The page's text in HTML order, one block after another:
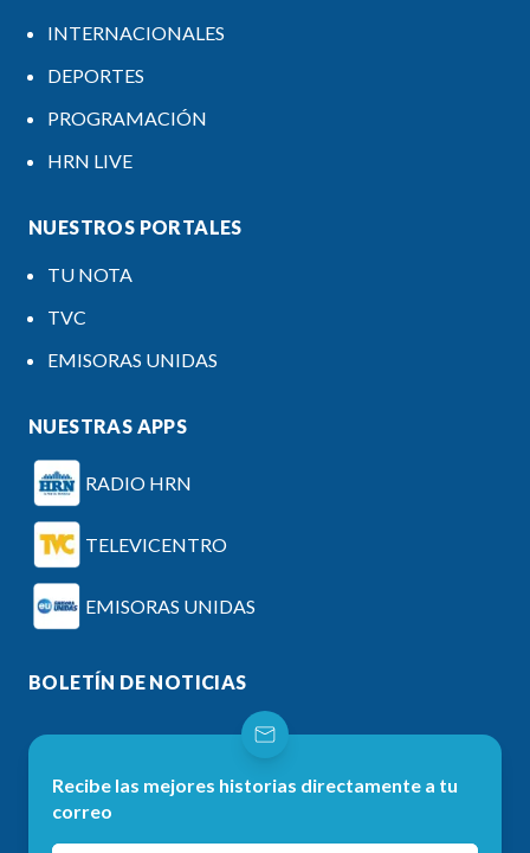
INTERNACIONALES
DEPORTES
PROGRAMACIÓN
HRN LIVE
NUESTROS PORTALES
TU NOTA
TVC
EMISORAS UNIDAS
NUESTRAS APPS
RADIO HRN
TELEVICENTRO
EMISORAS UNIDAS
BOLETÍN DE NOTICIAS
Recibe las mejores historias directamente a tu
correo